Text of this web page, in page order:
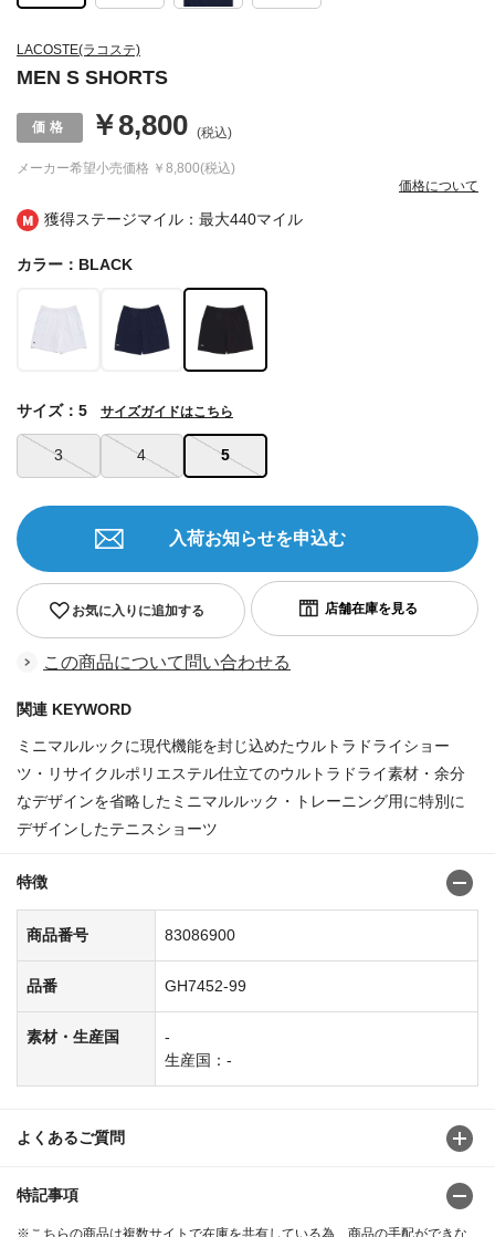
獲得ステージマイル：最大440マイル
LACOSTE(ラコステ)
MEN S SHORTS
メーカー希望小売価格 ￥8,800(税込)
￥8,800 (税込)
価格について
カラー：BLACK
3 4 5
サイズ：5 サイズガイドはこちら
お気に入りに追加する
入荷お知らせを申込む
この商品について問い合わせる
関連 KEYWORD
ミニマルルックに現代機能を封じ込めたウルトラドライショー
ツ・リサイクルポリエステル仕立てのウルトラドライ素材・余分
なデザインを省略したミニマルルック・トレーニング用に特別に
デザインしたテニスショーツ
特徴
商品番号 83086900
品番 GH7452-99
素材・生産国
-
生産国：-
よくあるご質問
特記事項
※こちらの商品は複数サイトで在庫を共有している為、商品の手配ができな